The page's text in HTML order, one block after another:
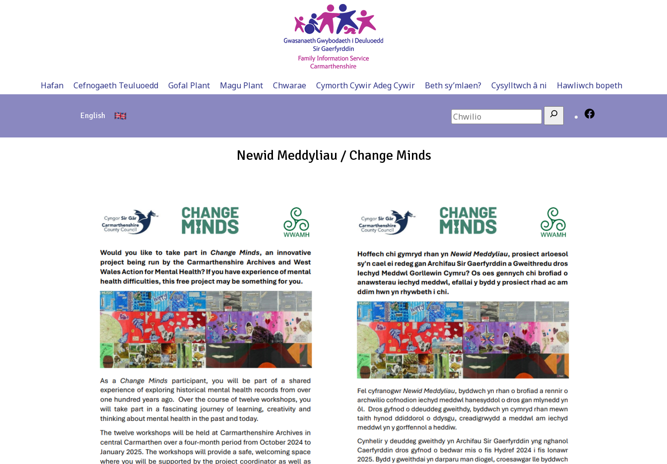
Hafan Cefnogaeth Teuluoedd Gofal Plant Magu Plant Chwarae Cymorth Cywir Adeg Cywir Beth sy’mlaen? Cysylltwch â ni Hawliwch bopeth
English Search
Newid Meddyliau / Change Minds